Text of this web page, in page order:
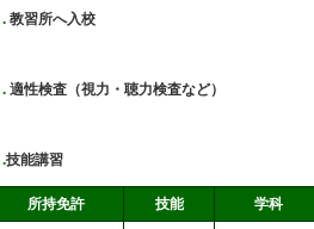
. 教習所へ入校
. 適性検査（視力・聴力検査など）
.技能講習
所持免許 技能 学科